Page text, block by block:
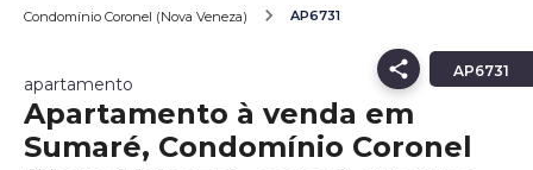
Condomínio Coronel (Nova Veneza)
AP6731
AP6731
apartamento
Apartamento à venda em
Sumaré, Condomínio Coronel